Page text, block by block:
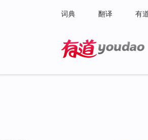
词典 翻译 有